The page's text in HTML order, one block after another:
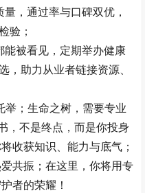
量 ，通过率与口碑双优，
验；
能被看见 ，定期举办健康
，助力从业者链接资源、
举；生命之树，需要专业
，不是终点，而是你投身
收获知识、能力与底气；
共振；在这里，你将用专
者的荣耀！